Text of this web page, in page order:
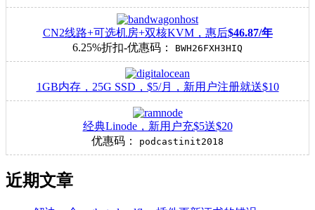
CN2线路+可选机房+双核KVM，惠后$46.87/年
6.25%折扣-优惠码：
BWH26FXH3HIQ
1GB内存，25G SSD，$5/月，新用户注册就送$10
经典Linode，新用户充$5送$20
优惠码：
podcastinit2018
近期文章